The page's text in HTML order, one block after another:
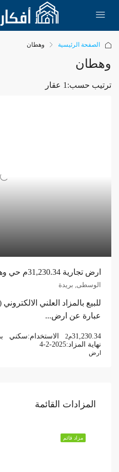
الصفحة الرئيسية وهطان
وهطان
1 عقار ترتيب حسب:
ارض تجارية 31,230.34م حي وهطان – بريدة
الوسطى, بريدة
للبيع بالمزاد العلني
عبارة عن ارض...
31,230.34م2 الاستخدام:سكني
نهاية المزاد:4-2-2025
ارض
المزادات القائمة
مزاد قائم